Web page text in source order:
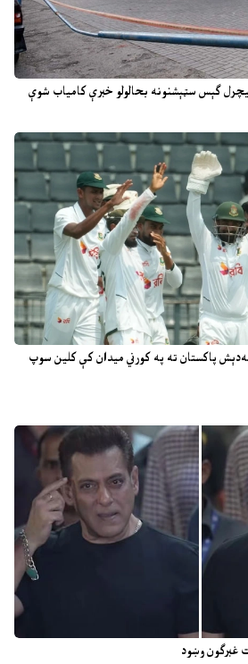
ګېس سټېشنونه بحالولو خبرې کامیاب شوې
پاکستان ته په کورني میدان کې کلین سوپ
غبرګون وښود